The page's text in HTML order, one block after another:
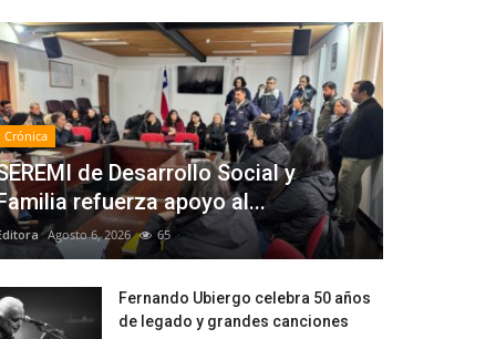
Crónica
de Desarrollo Social y
refuerza apoyo al...
Agosto 6, 2026 65
Fernando Ubiergo celebra 50 años
de legado y grandes canciones